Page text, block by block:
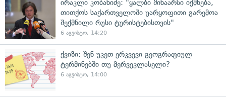
ირაკლი კობახიძე: "ყალბი შინაარსი იქმნება,
თითქოს საქართველოში უარყოფითი გარემოა
შექმნილი რუსი ტურისტებისთვის"
6 აგვისტო, 14:20
ქვიზი: შენ უკეთ ერკვევი გეოგრაფიულ
ტერმინებში თუ მერვეკლასელი?
6 აგვისტო, 14:00